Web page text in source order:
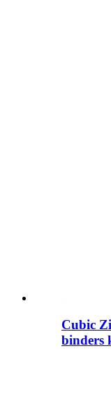
Cubic
binders